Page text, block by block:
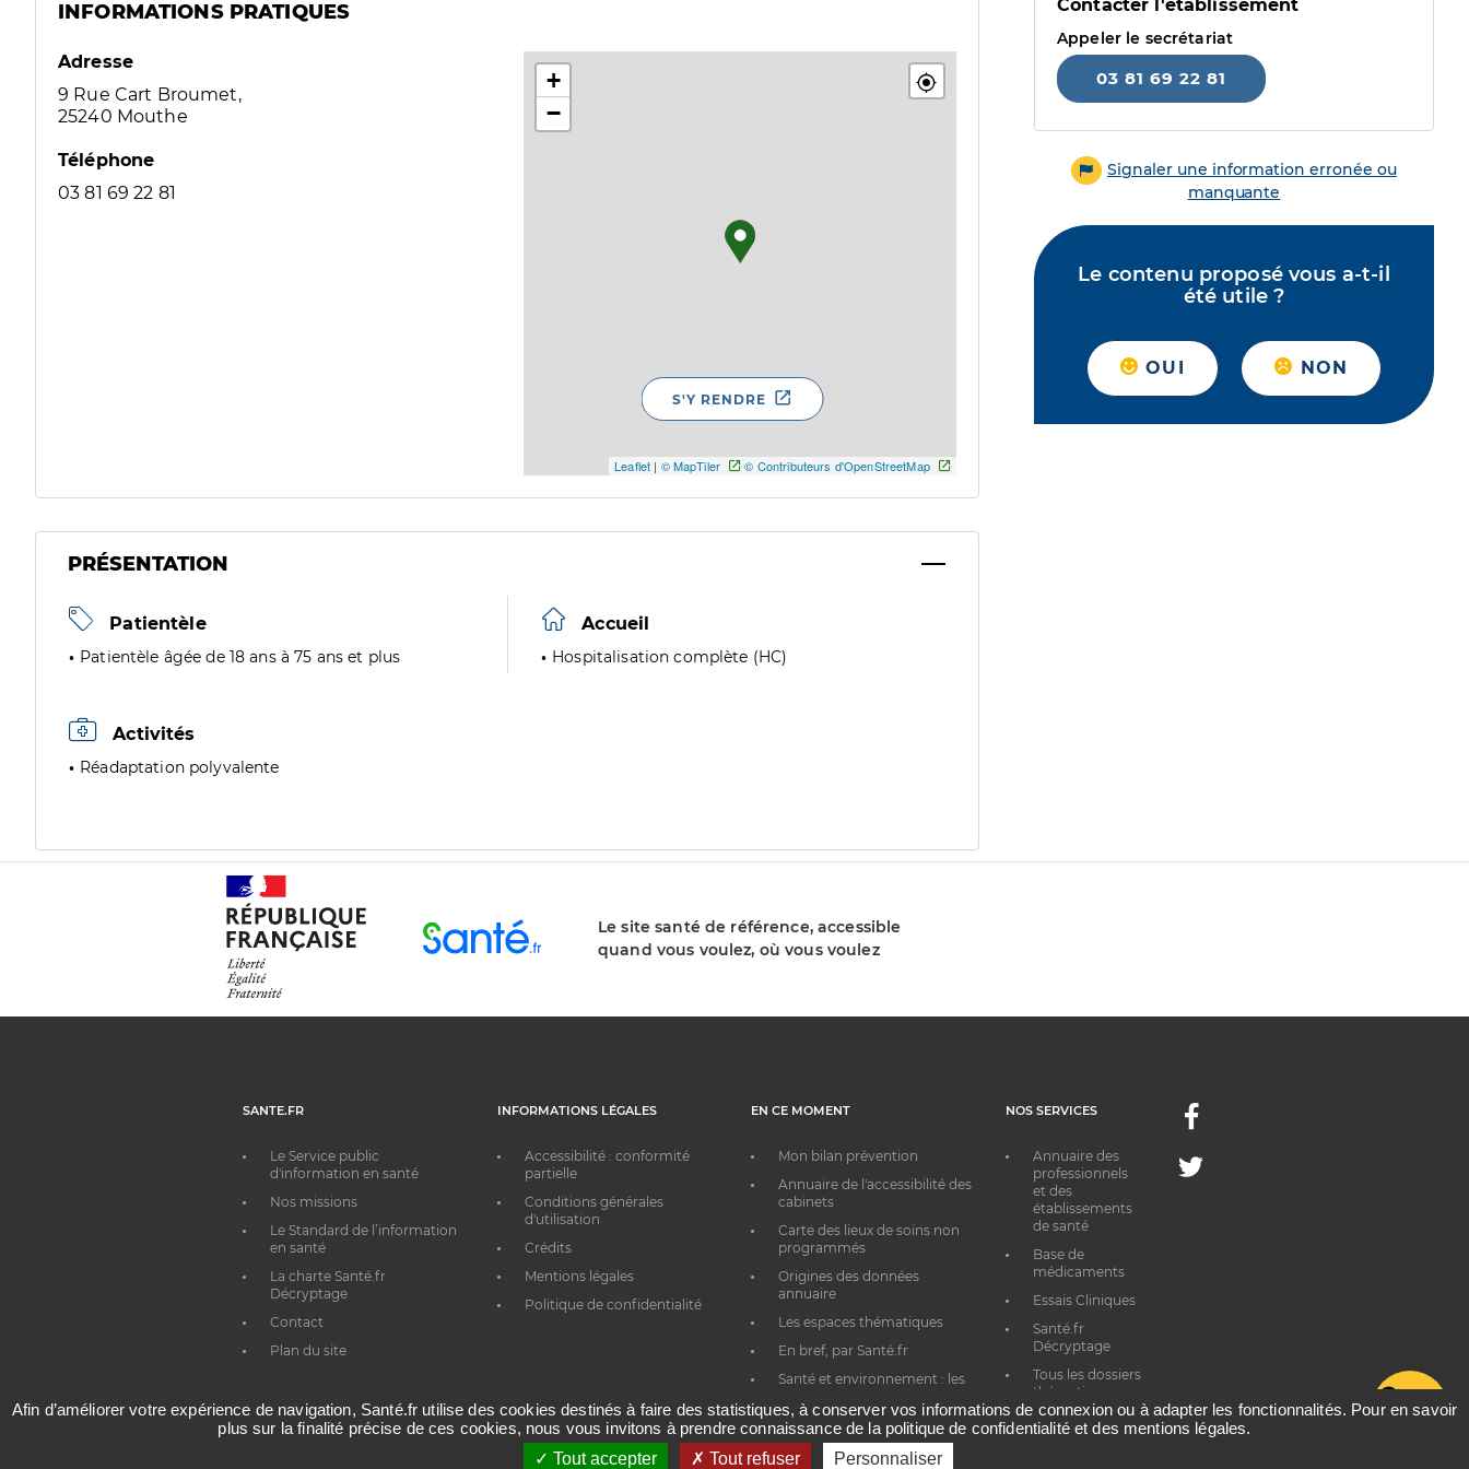
INFORMATIONS PRATIQUES
Adresse
9 Rue Cart Broumet,
25240 Mouthe
Téléphone
03 81 69 22 81
+
−
Leaflet | © MapTiler © Contributeurs d'OpenStreetMap
S'Y RENDRE
PRÉSENTATION
Patientèle
Patientèle âgée de 18 ans à 75 ans et plus
Accueil
Hospitalisation complète (HC)
Activités
Réadaptation polyvalente
Contacter l'établissement
Appeler le secrétariat
03 81 69 22 81
Signaler une information erronée ou
manquante
Le contenu proposé vous a-t-il
été utile ?
OUI NON
Le site santé de référence, accessible
quand vous voulez, où vous voulez
SANTE.FR
Le Service public
d'information en santé
Nos missions
Le Standard de l’information
en santé
La charte Santé.fr
Décryptage
Contact
Plan du site
INFORMATIONS LÉGALES
Accessibilité : conformité
partielle
Conditions générales
d'utilisation
Crédits
Mentions légales
Politique de confidentialité
EN CE MOMENT
Mon bilan prévention
Annuaire de l'accessibilité des
cabinets
Carte des lieux de soins non
programmés
Origines des données
annuaire
Les espaces thématiques
En bref, par Santé.fr
Santé et environnement : les
NOS SERVICES
Annuaire des
professionnels
et des
établissements
de santé
Base de
médicaments
Essais Cliniques
Santé.fr
Décryptage
Tous les dossiers
thématiques
Facebook
Twitter
Afin d’améliorer votre expérience de navigation, Santé.fr utilise des cookies destinés à faire des statistiques, à conserver vos informations de connexion ou à adapter les fonctionnalités. Pour en savoir
plus sur la finalité précise de ces cookies, nous vous invitons à prendre connaissance de la politique de confidentialité et des mentions légales.
Tout accepter
Tout refuser Personnaliser